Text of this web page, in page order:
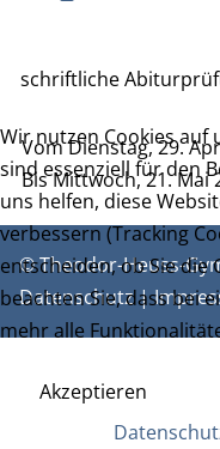
schriftliche
Vom Dienstag, 29.
Bis Mittwoch, 21. Mai
© Theodor-Heuss-
Datenschutz|
Wir nutzen Cookies auf
sind essenziell für den
uns helfen, diese
verbessern (Tracking
entscheiden, ob Sie die
beachten Sie, dass bei
mehr alle
Akzeptieren